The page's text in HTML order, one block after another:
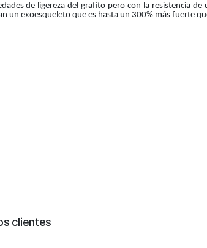
de ligereza del grafito pero con la resistencia
un exoesqueleto que es hasta un 300% más fuerte
clientes